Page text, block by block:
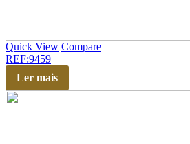
Quick View Compare
REF:9459
Ler mais